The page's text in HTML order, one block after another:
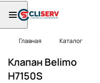
Главная Каталог
Клапан Belimo
H7150S